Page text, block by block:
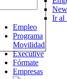
Ir al
Empleo
Programa
Movilidad
Executive
Fórmate
Empresas